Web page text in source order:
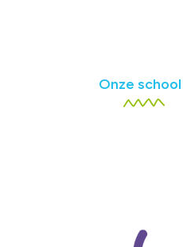
Onze school